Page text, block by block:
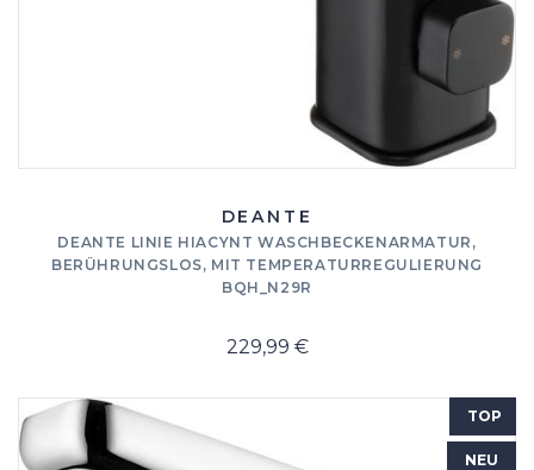
DEANTE
DEANTE LINIE HIACYNT WASCHBECKENARMATUR,
BERÜHRUNGSLOS, MIT TEMPERATURREGULIERUNG
BQH_N29R
229,99 €
TOP
NEU